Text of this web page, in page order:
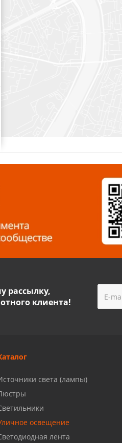
рассылку,
клиента!
света (лампы)
освещение
лента